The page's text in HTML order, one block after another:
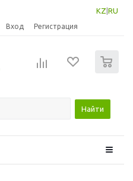
KZ RU
Вход Регистрация
Найти